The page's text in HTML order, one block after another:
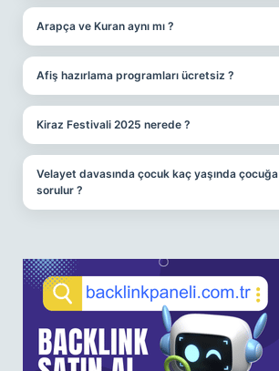
Arapça ve Kuran aynı mı ?
Afiş hazırlama programları ücretsiz ?
Kiraz Festivali 2025 nerede ?
Velayet davasında çocuk kaç yaşında çocuğa
sorulur ?